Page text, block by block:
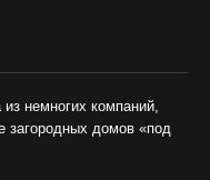
немногих компаний,
загородных домов «под